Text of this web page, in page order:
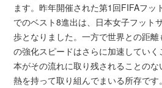
ます。昨年開催された第1回FIFAフッ
でのベスト8進出は、日本女子フット
歩となりました。一方で世界との距
の強化スピードはさらに加速してい
本がその流れに取り残されることの
熱を持って取り組んでまいる所存で